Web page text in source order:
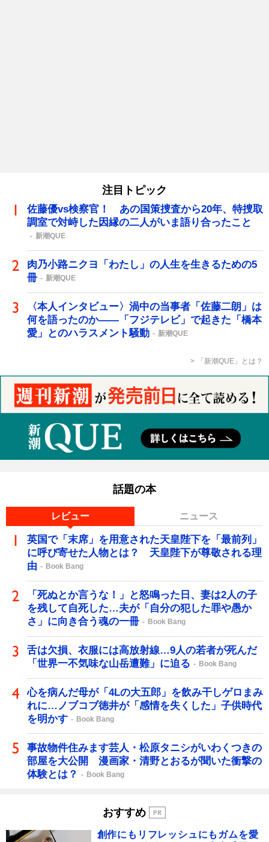
注目トピック
佐藤優vs検察官！ あの国策捜査から20年、特捜取
調室で対峙した因縁の二人がいま語り合ったこと
新潮QUE
肉乃小路ニクヨ「わたし」の人生を生きるための5
冊
新潮QUE
〈本人インタビュー〉渦中の当事者「佐藤二朗」は
何を語ったのか――「フジテレビ」で起きた「橋本
愛」とのハラスメント騒動
新潮QUE
「新潮QUE」とは？
話題の本
レビュー ニュース
英国で「末席」を用意された天皇陛下を「最前列」
に呼び寄せた人物とは？ 天皇陛下が尊敬される理
由
Book Bang
「死ぬとか言うな！」と怒鳴った日、妻は2人の子
を残して自死した…夫が「自分の犯した罪や愚か
さ」に向き合う魂の一冊
Book Bang
舌は欠損、衣服には高放射線…9人の若者が死んだ
「世界一不気味な山岳遭難」に迫る
Book Bang
心を病んだ母が「4Lの大五郎」を飲み干しゲロまみ
れに…ノブコブ徳井が「感情を失くした」子供時代
を明かす
Book Bang
事故物件住みます芸人・松原タニシがいわくつきの
部屋を大公開 漫画家・清野とおるが聞いた衝撃の
体験とは？
Book Bang
おすすめ
創作にもリフレッシュにもガムを愛